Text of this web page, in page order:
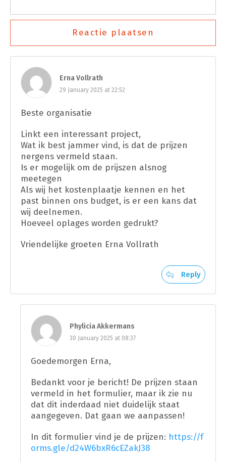
Reactie plaatsen
Erna Vollrath
29 January 2025 at 22:52
Beste organisatie
Linkt een interessant project,
Wat ik best jammer vind, is dat de prijzen
nergens vermeld staan.
Is er mogelijk om de prijszen alsnog
meetegen
Als wij het kostenplaatje kennen en het
past binnen ons budget, is er een kans dat
wij deelnemen.
Hoeveel oplages worden gedrukt?
Vriendelijke groeten Erna Vollrath
Reply
Phylicia Akkermans
30 January 2025 at 08:37
Goedemorgen Erna,
Bedankt voor je bericht! De prijzen staan
vermeld in het formulier, maar ik zie nu
dat dit inderdaad niet duidelijk staat
aangegeven. Dat gaan we aanpassen!
In dit formulier vind je de prijzen: https://f
orms.gle/d24W6bxR6cEZakJ38